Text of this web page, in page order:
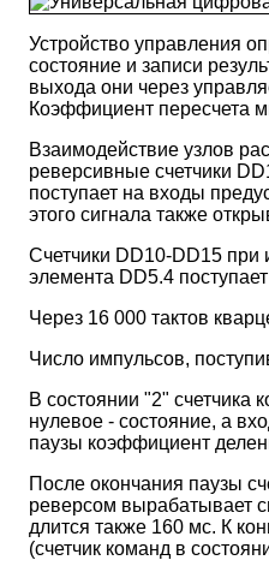
Устройство управления
состояние и записи
выхода они через
Коэффициент пересчета
Взаимодействие узлов
реверсивные счетчики
поступает на входы
этого сигнала также
Счетчики DD10-DD15 при
элемента DD5.4
Через 16 000 тактов
Число импульсов,
В состоянии "2" счетчика
нулевое - состояние, а
паузы коэффициент
После окончания паузы
реверсом вырабатывает
длится также 160 мс. К
(счетчик команд в